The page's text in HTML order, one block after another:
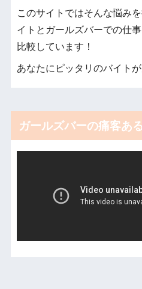
このサイトではそんな悩み
イトとガールズバーでの仕
比較しています！
あなたにピッタリのバイト
ガールズバーの痛客あ